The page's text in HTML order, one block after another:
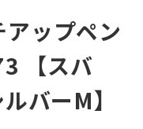
アップペン
【スバ
バーM】